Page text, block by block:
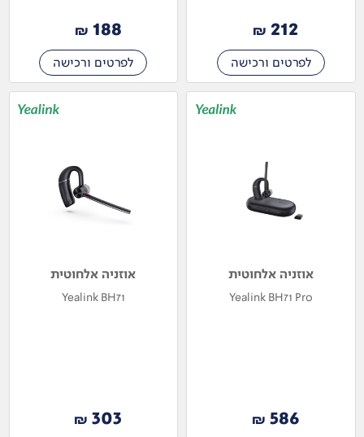
212
₪
לפרטים ורכישה
188
₪
לפרטים ורכישה
אוזניה אלחוטית
Yealink BH71 Pro
586
₪
אוזניה אלחוטית
Yealink BH71
303
₪